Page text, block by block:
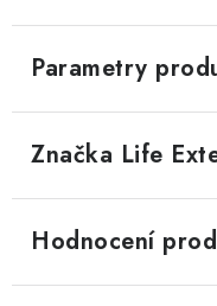
Parametry
Značka Life
Hodnocení